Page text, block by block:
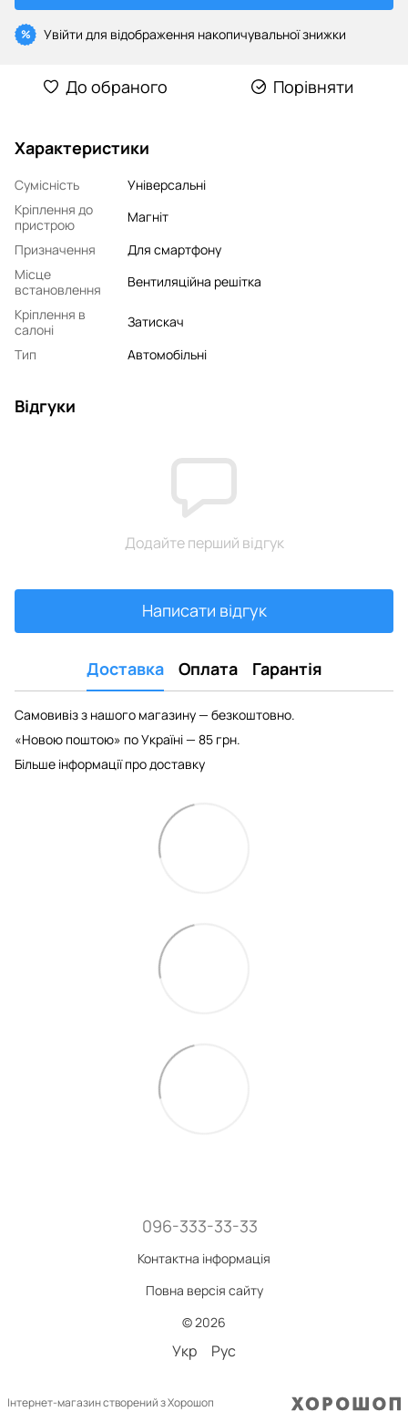
% Увійти для відображення накопичувальної знижки
До обраного Порівняти
Характеристики
Сумісність
Універсальні
Кріплення до
пристрою
Магніт
Призначення
Для смартфону
Місце
встановлення
Вентиляційна решітка
Кріплення в
салоні
Затискач
Тип
Автомобільні
Відгуки
Додайте перший відгук
Написати відгук
Доставка Оплата Гарантія
Самовивіз з нашого магазину — безкоштовно.
«Новою поштою» по Україні — 85 грн.
Більше інформації про доставку
096-333-33-33
Контактна інформація
Повна версія сайту
© 2026
Укр Рус
Інтернет-магазин створений з Хорошоп